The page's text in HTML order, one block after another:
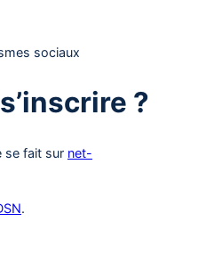
sociaux
?
se fait sur net-
.